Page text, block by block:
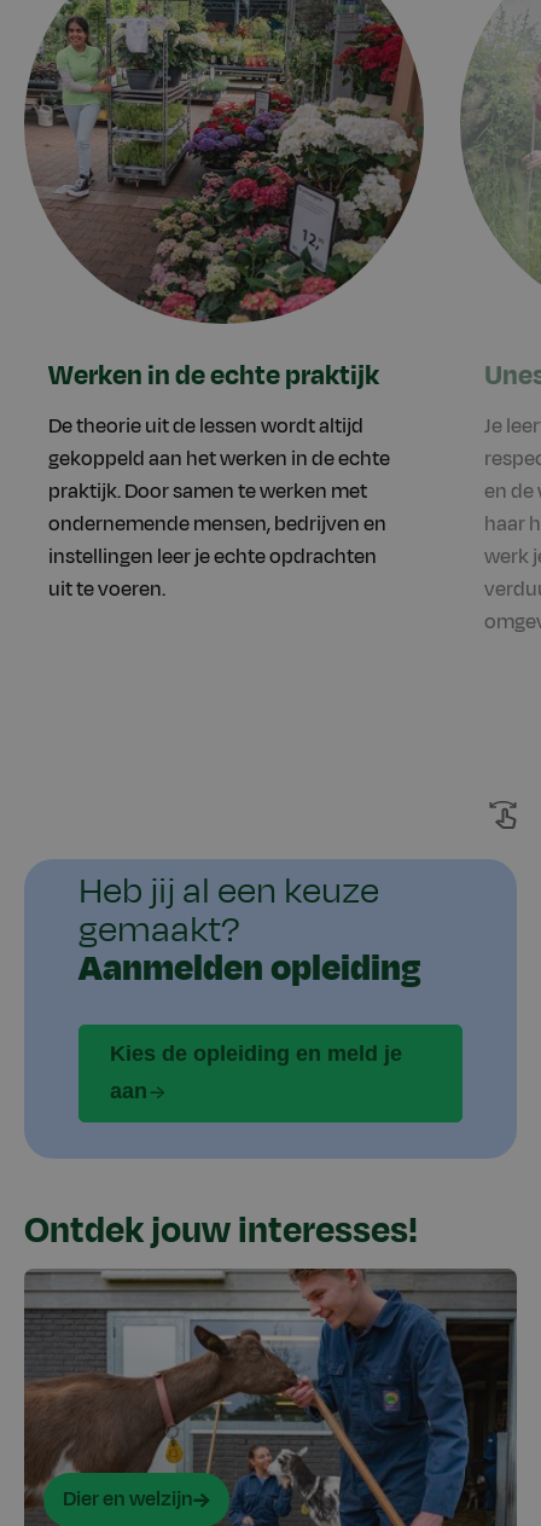
Werken in de echte praktijk
De theorie uit de lessen wordt altijd
gekoppeld aan het werken in de echte
praktijk. Door samen te werken met
ondernemende mensen, bedrijven en
instellingen leer je echte opdrachten
uit te voeren.
Je
en de
haar
werk
Heb jij al een keuze
gemaakt?
Aanmelden opleiding
Kies de opleiding en meld je
aan
Ontdek jouw interesses!
Dier en welzijn